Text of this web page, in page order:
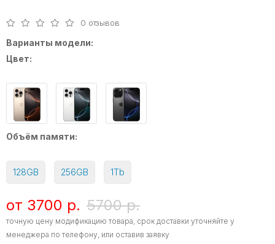
0 отзывов
Варианты модели:
Цвет:
Объём памяти:
128GB 256GB 1Tb
от 3700 р. 5700 р.
точную цену модификацию товара, срок доставки уточняйте у
менеджера по телефону, или оставив заявку